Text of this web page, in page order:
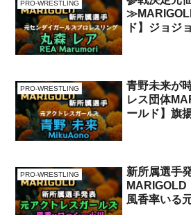
PRO-WRESTLING
ド】ジョジ
PRO-WRESTLING
青野未来が
レス団体
ールド】旗
PRO-WRESTLING
新所属選手
MARIGOLD
風香率いる